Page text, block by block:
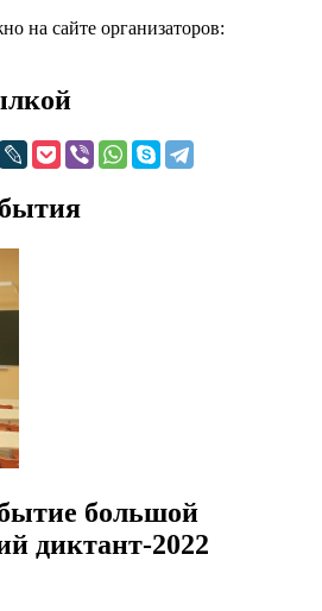
на сайте организаторов:
большой
диктант-2022